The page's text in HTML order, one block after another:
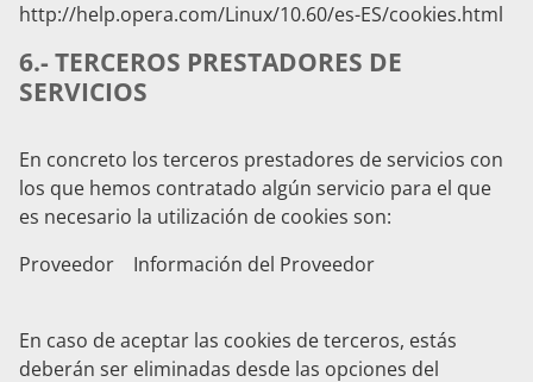
http://help.opera.com/Linux/10.60/es-ES/cookies.html
6.- TERCEROS PRESTADORES DE
SERVICIOS
En concreto los terceros prestadores de servicios con
los que hemos contratado algún servicio para el que
es necesario la utilización de cookies son:
Proveedor Información del Proveedor
En caso de aceptar las cookies de terceros, estás
deberán ser eliminadas desde las opciones del